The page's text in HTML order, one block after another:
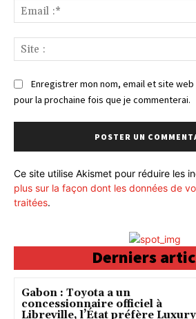
Enregistrer mon nom, email et site
pour la prochaine fois que je commenterai.
Ce site utilise Akismet pour réduire les
plus sur la façon dont les données de
traitées.
Derniers
Gabon : Toyota a un
concessionnaire officiel à
Libreville, l’État préfère Luxury